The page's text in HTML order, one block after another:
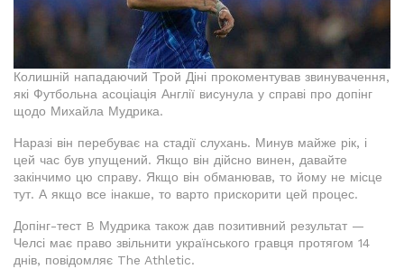
Колишній нападаючий Трой Діні прокоментував звинувачення,
які Футбольна асоціація Англії висунула у справі про допінг
щодо Михайла Мудрика.
Наразі він перебуває на стадії слухань. Минув майже рік, і
цей час був упущений. Якщо він дійсно винен, давайте
закінчимо цю справу. Якщо він обманював, то йому не місце
тут. А якщо все інакше, то варто прискорити цей процес.
Допінг-тест B Мудрика також дав позитивний результат —
Челсі має право звільнити українського гравця протягом 14
днів, повідомляє The Athletic.